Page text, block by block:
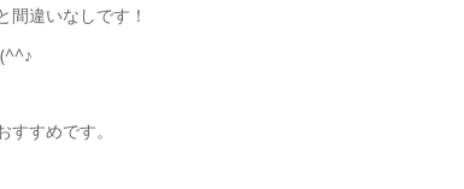
違いなしです！
すめです。